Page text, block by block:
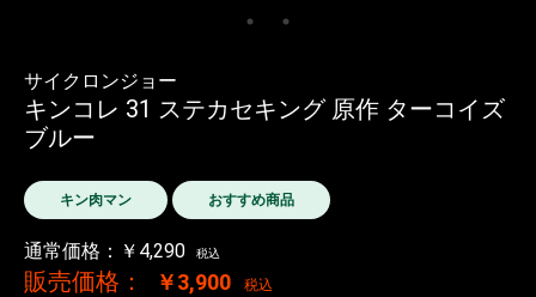
サイクロンジョー
キンコレ 31 ステカセキング 原作 ターコイズ
ブルー
キン肉マン おすすめ商品
通常価格：￥4,290 税込
販売価格： ￥3,900 税込